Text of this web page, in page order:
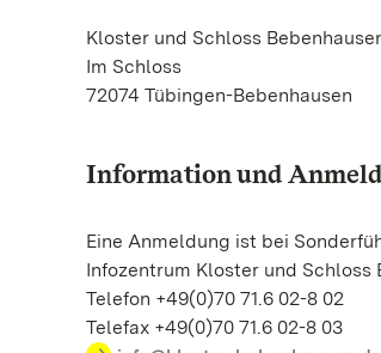
Kloster und Schloss
Im Schloss
72074 Tübingen-Bebenhausen
Information und
Eine Anmeldung ist bei
Infozentrum Kloster und Schloss
Telefon +49(0)70 71.6 02-8 02
Telefax +49(0)70 71.6 02-8 03